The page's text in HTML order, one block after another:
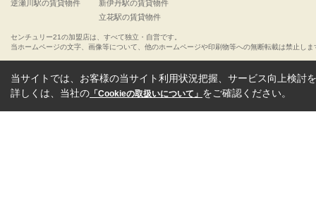
逆瀬川駅の賃貸物件
新伊丹駅の賃貸物件
立花駅の賃貸物件
センチュリー21の加盟店は、すべて独立・自営です。
当ホームページの文字、画像等について、他のホームページや印刷物等への無断転載は禁止しま
当サイトでは、お客様の当サイト利用状況把握、サービス向上検討
詳しくは、当社の 「Cookieの取扱いについて」 をご確認ください。